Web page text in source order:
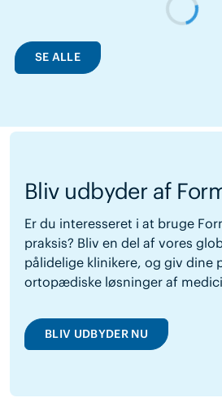
SE ALLE
Bliv udbyder af
Er du interesseret i at bruge
praksis? Bliv en del af vores
pålidelige klinikere, og giv dine
ortopædiske løsninger af
BLIV UDBYDER NU